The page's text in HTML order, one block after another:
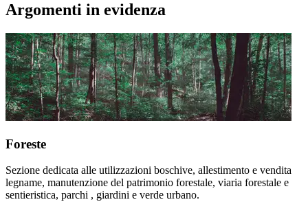
Argomenti in evidenza
Foreste
Sezione dedicata alle utilizzazioni boschive, allestimento e vendita
legname, manutenzione del patrimonio forestale, viaria forestale e
sentieristica, parchi , giardini e verde urbano.